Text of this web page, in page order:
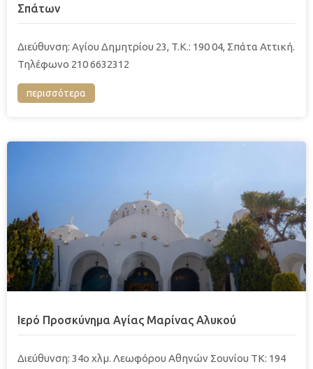
Σπάτων
Διεύθυνση: Αγίου Δημητρίου 23, T.K.: 190 04, Σπάτα Αττική.
Τηλέφωνο 210 6632312
περισσότερα
Ιερό Προσκύνημα Αγίας Μαρίνας Αλυκού
Διεύθυνση: 34ο χλμ. Λεωφόρου Αθηνών Σουνίου ΤΚ: 194